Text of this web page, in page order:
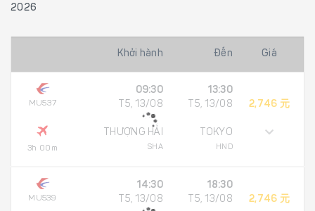
2026
Khởi hành Đến Giá
MU537
3h 00m
09:30
T5, 13/08
THƯỢNG HẢI
SHA
13:30
T5, 13/08
TOKYO
HND
2,746 元
MU539
14:30
T5, 13/08
18:30
T5, 13/08
2,746 元